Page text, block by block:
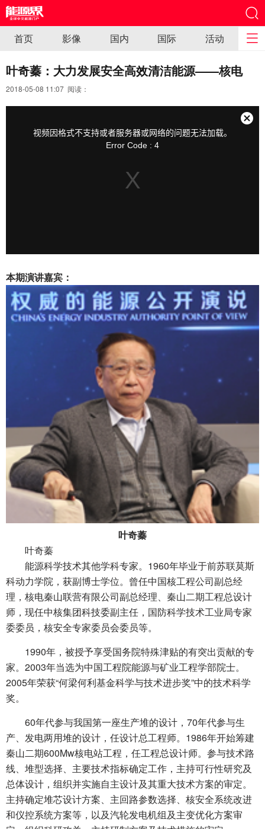
首页 影像 国内 国际 活动
叶奇蓁：大力发展安全高效清洁能源——核电
2018-05-08 11:07 阅读：
视频因格式不支持或者服务器或网络的问题无法加载。
Error Code : 4
关
本期演讲嘉宾：
叶奇蓁
叶奇蓁
能源科学技术其他学科专家。1960年毕业于前苏联莫斯
科动力学院，获副博士学位。曾任中国核工程公司副总经
理，核电秦山联营有限公司副总经理、秦山二期工程总设计
师，现任中核集团科技委副主任，国防科学技术工业局专家
委委员，核安全专家委员会委员等。
1990年，被授予享受国务院特殊津贴的有突出贡献的专
家。2003年当选为中国工程院能源与矿业工程学部院士。
2005年荣获“何梁何利基金科学与技术进步奖”中的技术科学
奖。
60年代参与我国第一座生产堆的设计，70年代参与生
产、发电两用堆的设计，任设计总工程师。1986年开始筹建
秦山二期600Mw核电站工程，任工程总设计师。参与技术路
线、堆型选择、主要技术指标确定工作，主持可行性研究及
总体设计，组织并实施自主设计及其重大技术方案的审定。
主持确定堆芯设计方案、主回路参数选择、核安全系统改进
和仪控系统方案等，以及汽轮发电机组及主变优化方案审